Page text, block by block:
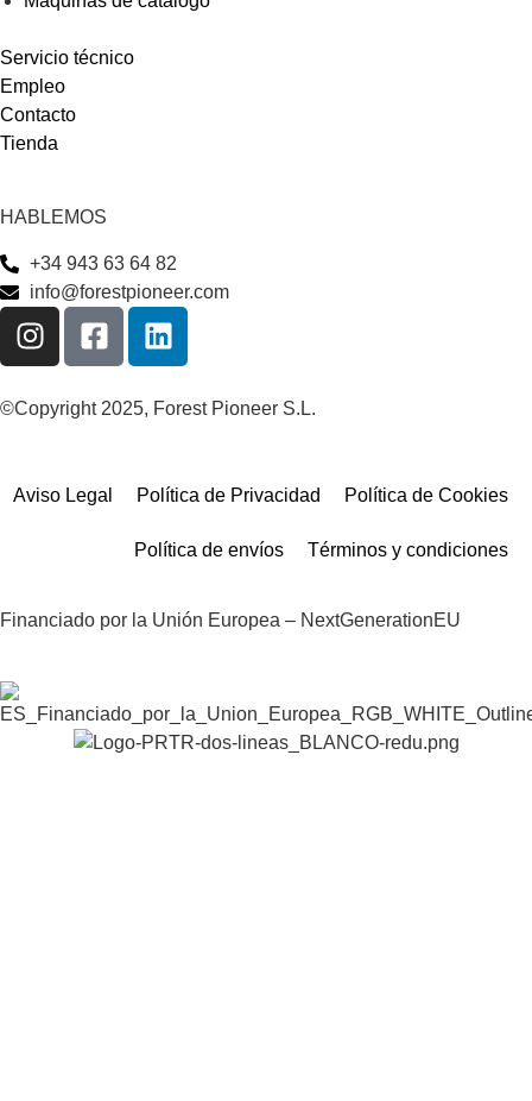
Servicio técnico
Empleo
Contacto
Tienda
HABLEMOS
+34 943 63 64 82
info@forestpioneer.com
©Copyright 2025, Forest Pioneer S.L.
Aviso Legal Política de Privacidad Política de Cookies
Política de envíos Términos y condiciones
Financiado por la Unión Europea – NextGenerationEU